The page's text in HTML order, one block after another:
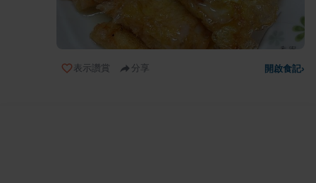
表示讚賞 分享 開啟食記›